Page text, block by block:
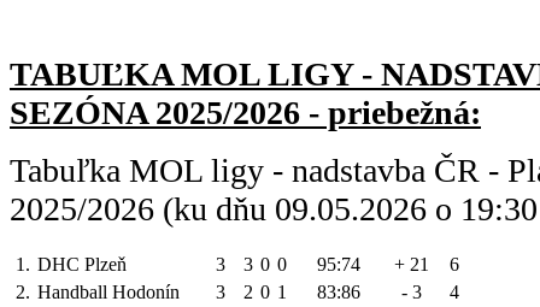
TABUĽKA MOL LIGY -
SEZÓNA 2025/2026 - priebežná:
Tabuľka MOL ligy - nadstavba ČR -
2025/2026 (ku dňu 09.05.2026 o
1. DHC Plzeň 3 3 0 0 95:74 + 21
6
2. Handball Hodonín 3 2 0 1 83:86 - 3
4